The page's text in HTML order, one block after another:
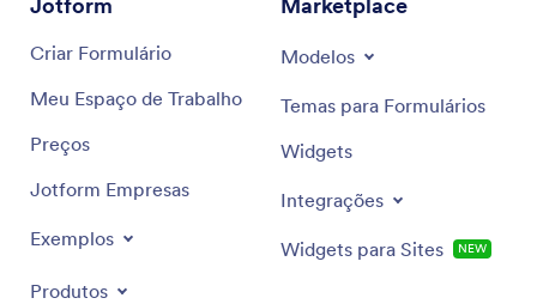
Criar Formulário
Meu Espaço de Trabalho
Preços
Jotform Empresas
Exemplos
Produtos
Modelos
Temas para Formulários
Widgets
Integrações
Widgets para Sites NEW